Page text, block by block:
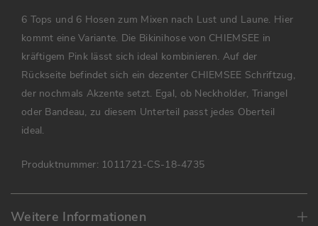
6 Tops und 6 Hosen zum Mixen nach Lust und Laune. Hier
kommt eine Variante. Die Bikinihose von CHIEMSEE in
kräftigem Pink lässt sich ideal kombinieren. Auf der
Rückseite befindet sich ein dezenter CHIEMSEE Schriftzug,
der nochmals Akzente setzt. Egal, ob Neckholder, Triangel
oder Bandeau, zu diesem Unterteil passt jedes Oberteil
ideal.
Produktnummer: 1011721-CS-18-4735
Weitere Informationen